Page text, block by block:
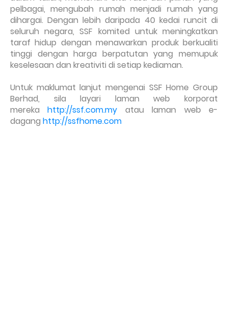
pelbagai, mengubah rumah menjadi rumah yang
dihargai. Dengan lebih daripada 40 kedai runcit di
seluruh negara, SSF komited untuk meningkatkan
taraf hidup dengan menawarkan produk berkualiti
tinggi dengan harga berpatutan yang memupuk
keselesaan dan kreativiti di setiap kediaman.
Untuk maklumat lanjut mengenai SSF Home Group
Berhad, sila layari laman web korporat
merekahttp://ssf.com.my atau laman web e-
dagang http://ssfhome.com